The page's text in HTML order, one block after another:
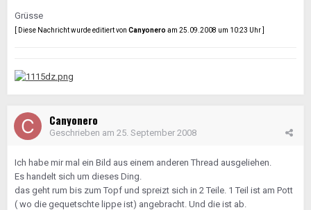
Grüsse
[ Diese Nachricht wurde editiert von Canyonero am 25.09.2008 um 10:23 Uhr ]
Canyonero
Geschrieben am 25. September 2008
Ich habe mir mal ein Bild aus einem anderen Thread ausgeliehen.
Es handelt sich um dieses Ding.
das geht rum bis zum Topf und spreizt sich in 2 Teile. 1 Teil ist am Pott
( wo die gequetschte lippe ist) angebracht. Und die ist ab.